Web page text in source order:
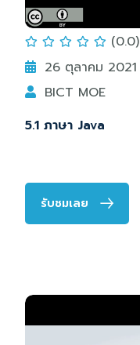
(0.0)
26 ตุลาคม 2021
BICT MOE
5.1 ภาษา Java
รับชมเลย